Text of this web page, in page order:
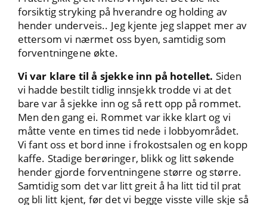
forsiktig stryking på hverandre og holding av
hender underveis.. Jeg kjente jeg slappet mer av
ettersom vi nærmet oss byen, samtidig som
forventningene økte.
Vi var klare til å sjekke inn på hotellet. Siden
vi hadde bestilt tidlig innsjekk trodde vi at det
bare var å sjekke inn og så rett opp på rommet.
Men den gang ei. Rommet var ikke klart og vi
måtte vente en times tid nede i lobbyområdet.
Vi fant oss et bord inne i frokostsalen og en kopp
kaffe. Stadige berøringer, blikk og litt søkende
hender gjorde forventningene større og større.
Samtidig som det var litt greit å ha litt tid til prat
og bli litt kjent, før det vi begge visste ville skje så